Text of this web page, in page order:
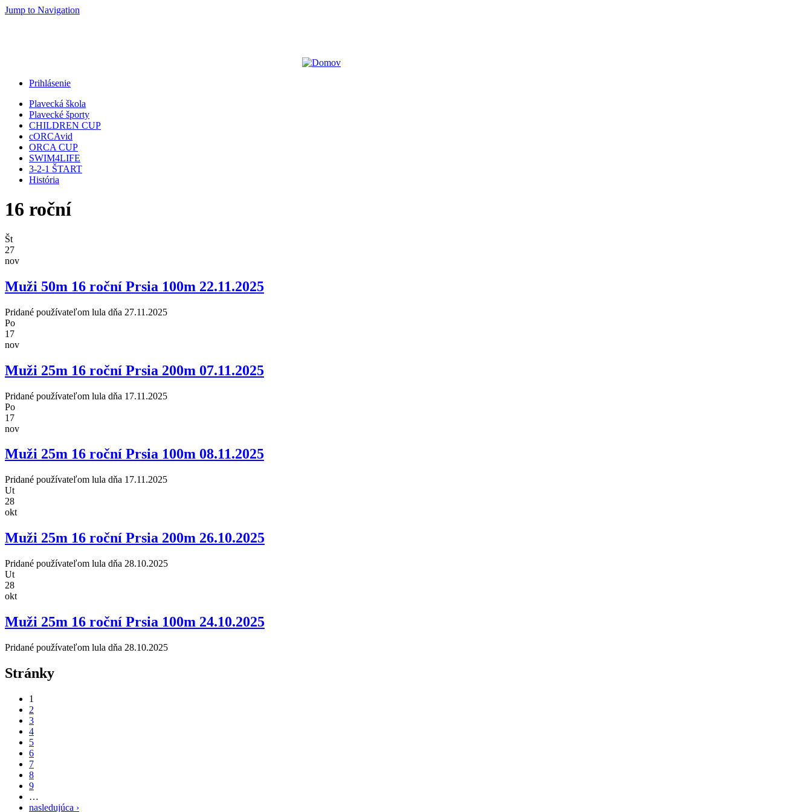
Jump to Navigation
Prihlásenie
Plavecká škola
Plavecké športy
CHILDREN CUP
cORCAvid
ORCA CUP
SWIM4LIFE
3-2-1 ŠTART
História
16 roční
Št
27
nov
Muži 50m 16 roční Prsia 100m 22.11.2025
Pridané používateľom lula dňa 27.11.2025
Po
17
nov
Muži 25m 16 roční Prsia 200m 07.11.2025
Pridané používateľom lula dňa 17.11.2025
Po
17
nov
Muži 25m 16 roční Prsia 100m 08.11.2025
Pridané používateľom lula dňa 17.11.2025
Ut
28
okt
Muži 25m 16 roční Prsia 200m 26.10.2025
Pridané používateľom lula dňa 28.10.2025
Ut
28
okt
Muži 25m 16 roční Prsia 100m 24.10.2025
Pridané používateľom lula dňa 28.10.2025
Stránky
1
2
3
4
5
6
7
8
9
…
nasledujúca ›